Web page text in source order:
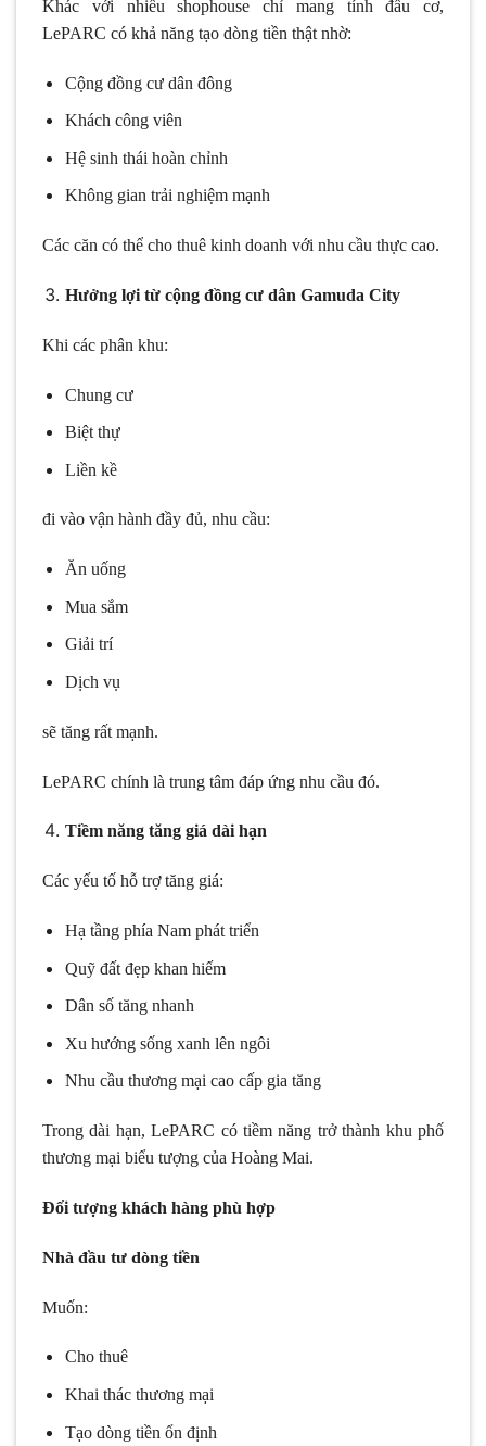
Khác với nhiều shophouse chỉ mang tính đầu cơ,
LePARC có khả năng tạo dòng tiền thật nhờ:
Cộng đồng cư dân đông
Khách công viên
Hệ sinh thái hoàn chỉnh
Không gian trải nghiệm mạnh
Các căn có thể cho thuê kinh doanh với nhu cầu thực cao.
Hưởng lợi từ cộng đồng cư dân Gamuda City
Khi các phân khu:
Chung cư
Biệt thự
Liền kề
đi vào vận hành đầy đủ, nhu cầu:
Ăn uống
Mua sắm
Giải trí
Dịch vụ
sẽ tăng rất mạnh.
LePARC chính là trung tâm đáp ứng nhu cầu đó.
Tiềm năng tăng giá dài hạn
Các yếu tố hỗ trợ tăng giá:
Hạ tầng phía Nam phát triển
Quỹ đất đẹp khan hiếm
Dân số tăng nhanh
Xu hướng sống xanh lên ngôi
Nhu cầu thương mại cao cấp gia tăng
Trong dài hạn, LePARC có tiềm năng trở thành khu phố
thương mại biểu tượng của Hoàng Mai.
Đối tượng khách hàng phù hợp
Nhà đầu tư dòng tiền
Muốn:
Cho thuê
Khai thác thương mại
Tạo dòng tiền ổn định